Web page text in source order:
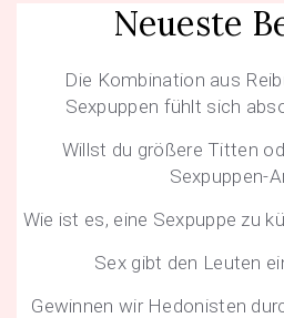
Neueste
Die Kombination aus
Sexpuppen fühlt sich
Willst du größere Titten
Sexpuppen-
Wie ist es, eine Sexpuppe zu
Sex gibt den Leuten
Gewinnen wir Hedonisten